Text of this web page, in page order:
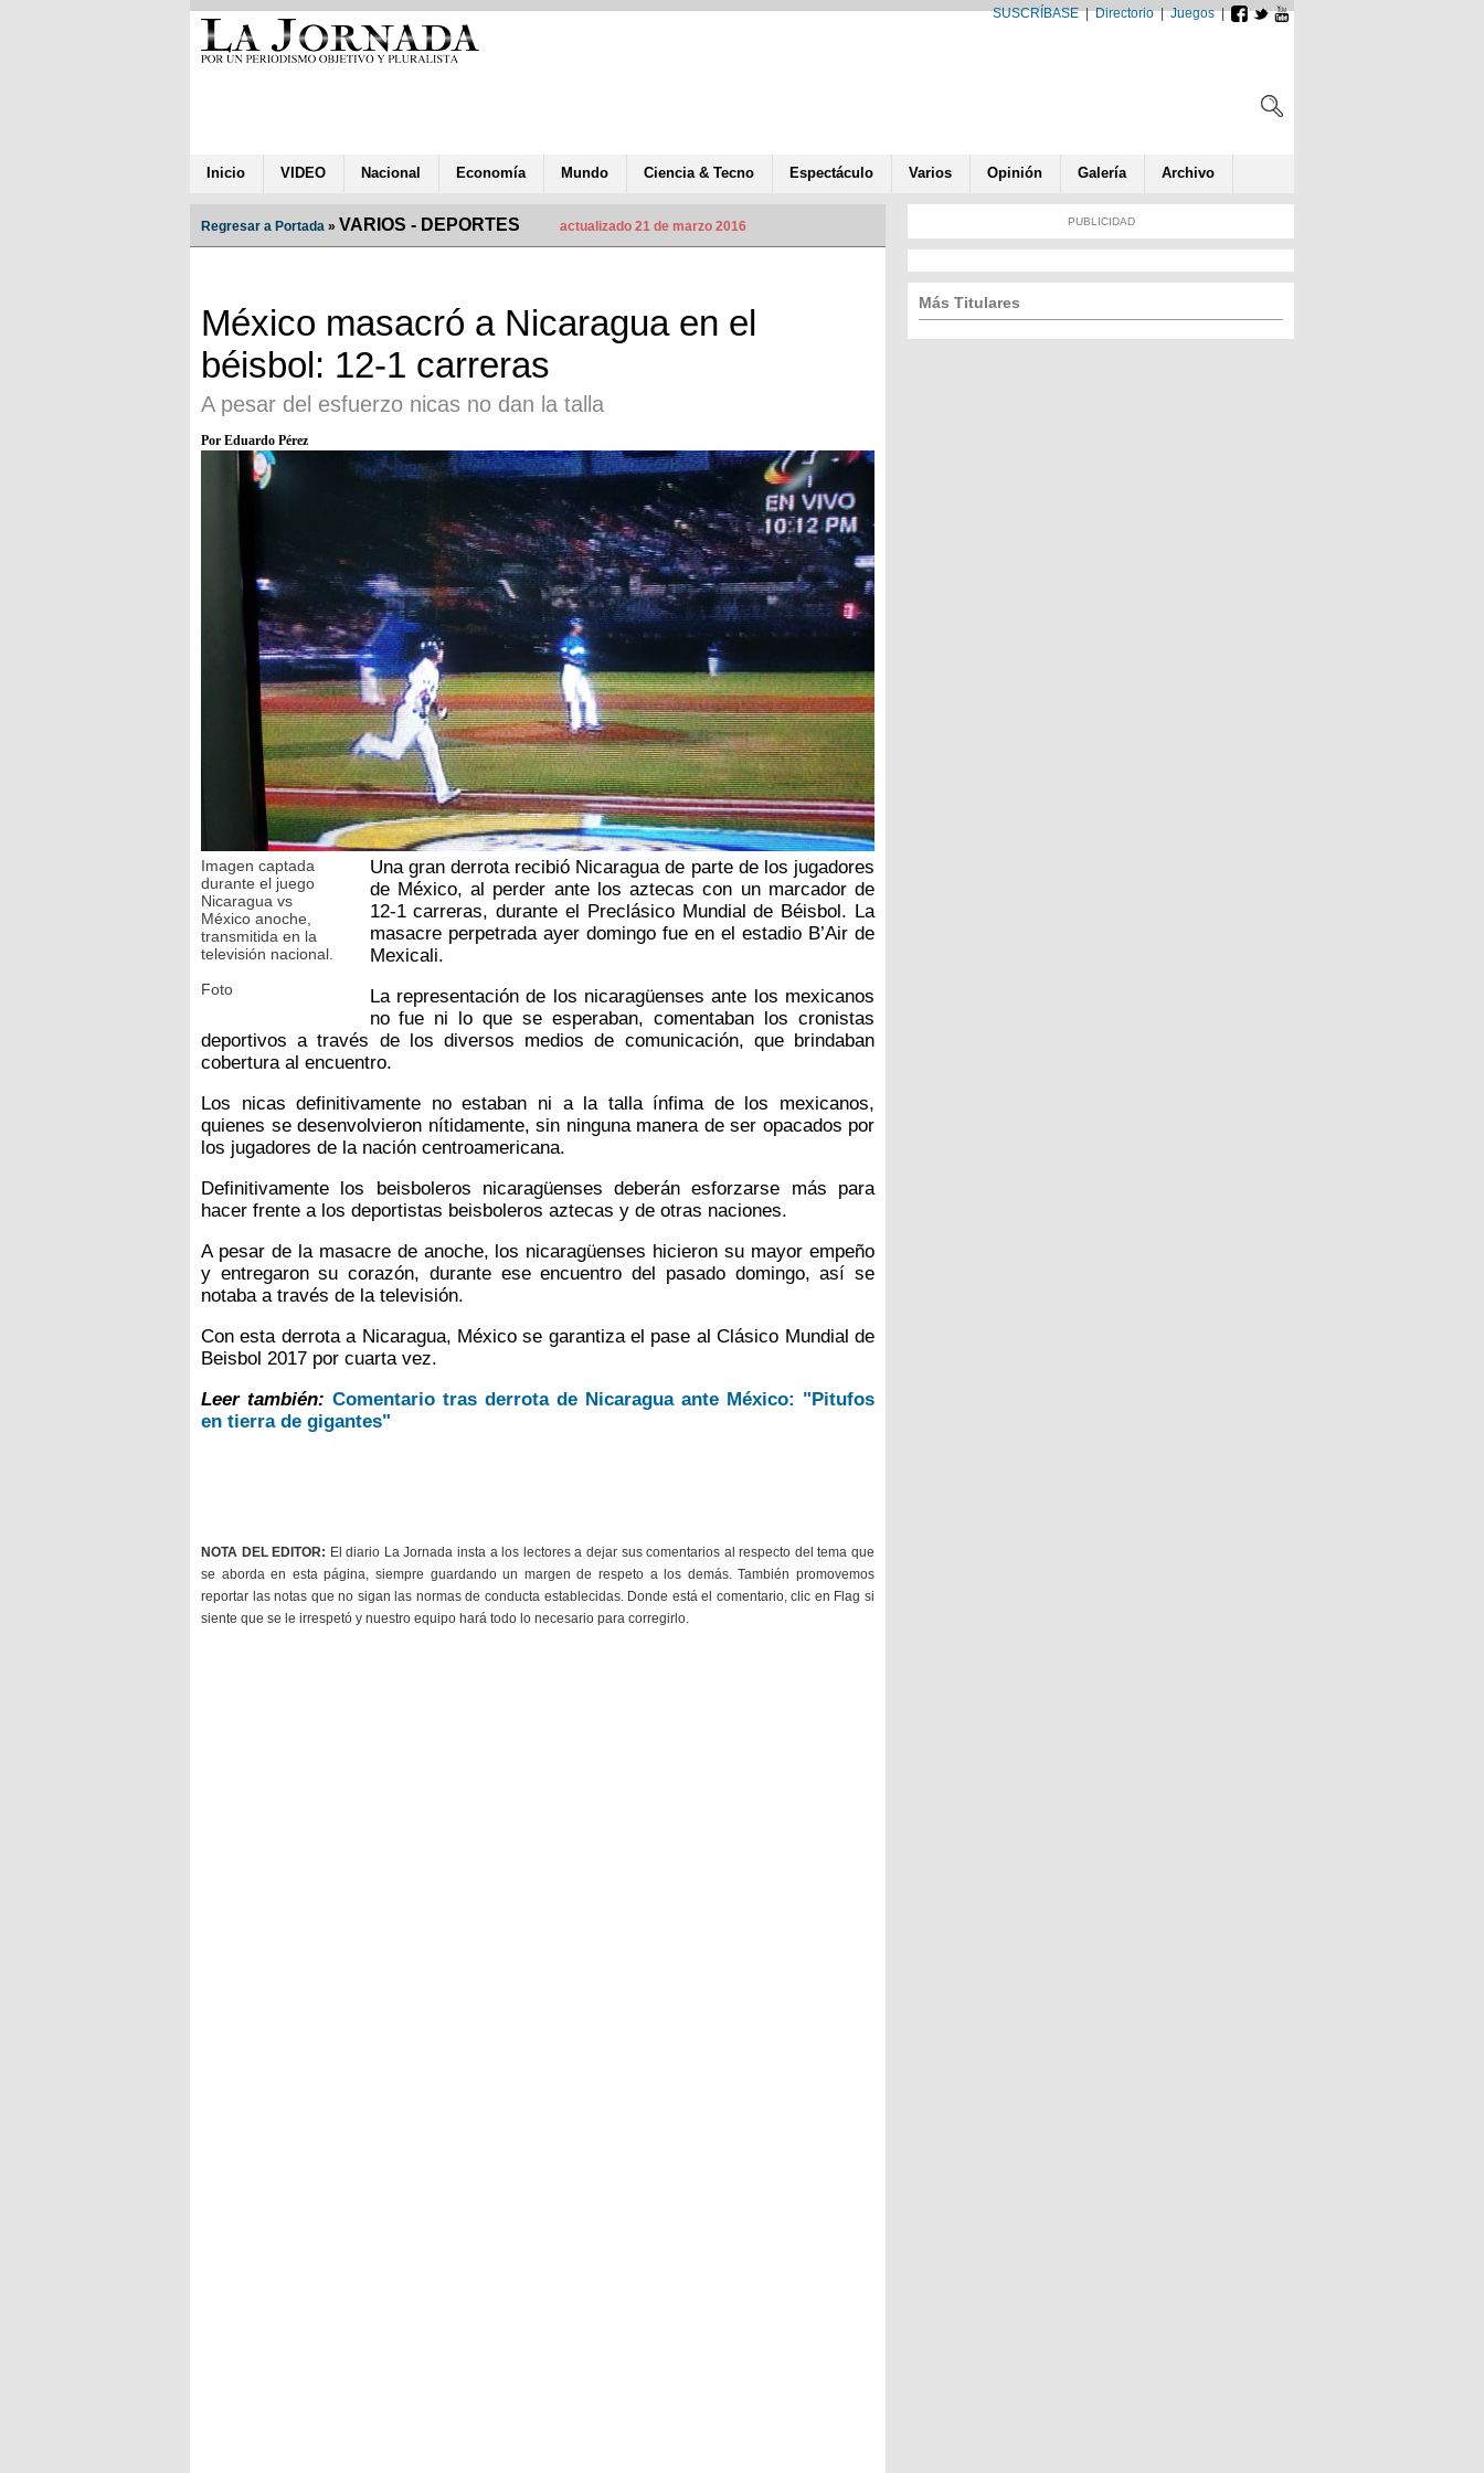
SUSCRÍBASE|Directorio|Juegos|
Inicio VIDEO Nacional Economía Mundo Ciencia & Tecno Espectáculo Varios Opinión Galería Archivo
Regresar a Portada » VARIOS - DEPORTES actualizado 21 de marzo 2016
México masacró a Nicaragua en el
béisbol: 12-1 carreras
A pesar del esfuerzo nicas no dan la talla
Por Eduardo Pérez
Imagen captada
durante el juego
Nicaragua vs
México anoche,
transmitida en la
televisión nacional.
Foto
Una gran derrota recibió Nicaragua de parte de los jugadores
de México, al perder ante los aztecas con un marcador de
12-1 carreras, durante el Preclásico Mundial de Béisbol. La
masacre perpetrada ayer domingo fue en el estadio B’Air de
Mexicali.
La representación de los nicaragüenses ante los mexicanos
no fue ni lo que se esperaban, comentaban los cronistas
deportivos a través de los diversos medios de comunicación, que brindaban
cobertura al encuentro.
Los nicas definitivamente no estaban ni a la talla ínfima de los mexicanos,
quienes se desenvolvieron nítidamente, sin ninguna manera de ser opacados por
los jugadores de la nación centroamericana.
Definitivamente los beisboleros nicaragüenses deberán esforzarse más para
hacer frente a los deportistas beisboleros aztecas y de otras naciones.
A pesar de la masacre de anoche, los nicaragüenses hicieron su mayor empeño
y entregaron su corazón, durante ese encuentro del pasado domingo, así se
notaba a través de la televisión.
Con esta derrota a Nicaragua, México se garantiza el pase al Clásico Mundial de
Beisbol 2017 por cuarta vez.
Leer también: Comentario tras derrota de Nicaragua ante México: "Pitufos
en tierra de gigantes"
NOTA DEL EDITOR: El diario La Jornada insta a los lectores a dejar sus comentarios al respecto del tema que
se aborda en esta página, siempre guardando un margen de respeto a los demás. También promovemos
reportar las notas que no sigan las normas de conducta establecidas. Donde está el comentario, clic en Flag si
siente que se le irrespetó y nuestro equipo hará todo lo necesario para corregirlo.
PUBLICIDAD
Más Titulares